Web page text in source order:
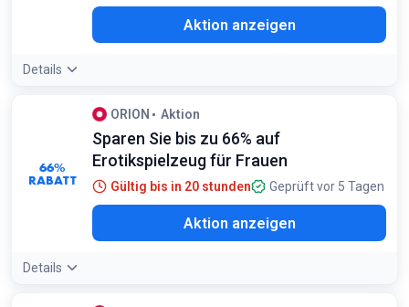
Aktion anzeigen
Details
66%
RABATT
ORION Aktion
Sparen Sie bis zu 66% auf
Erotikspielzeug für Frauen
Gültig bis in 20 stunden Geprüft vor 5 Tagen
Aktion anzeigen
Details